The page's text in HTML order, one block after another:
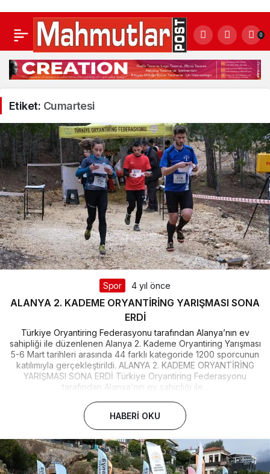
0
Etiket: Cumartesi
Spor 4 yıl önce
ALANYA 2. KADEME ORYANTİRİNG YARIŞMASI SONA
ERDİ
Türkiye Oryantiring Federasyonu tarafından Alanya’nın ev
sahipliği ile düzenlenen Alanya 2. Kademe Oryantiring Yarışması
5-6 Mart tarihleri arasında 44 farklı kategoride 1200 sporcunun
katılımıyla gerçekleştirildi. ALANYA 2. KADEME ORYANTİRİNG
YARIŞMASI SONA ERDİ Türkiye Oryantiring Federasyonu
tarafından Alanya’nın ev sahipliği ile...
HABERI OKU